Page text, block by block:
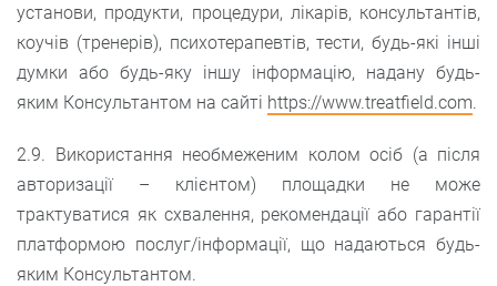
установи, продукти, процедури, лікарів, консультантів,
коучів (тренерів), психотерапевтів, тести, будь-які інші
думки або будь-яку іншу інформацію, надану будь-
яким Консультантом на сайті https://www.treatfield.com.
2.9. Використання необмеженим колом осіб (а після
авторизації – клієнтом) площадки не може
трактуватися як схвалення, рекомендації або гарантії
платформою послуг/інформації, що надаються будь-
яким Консультантом.